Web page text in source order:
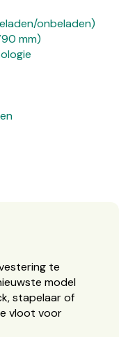
onbeladen)
mm)
te
model
stapelaar of
vloot voor